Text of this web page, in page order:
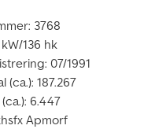
3768
136 hk
07/1991
(ca.): 187.267
6.447
Apmorf